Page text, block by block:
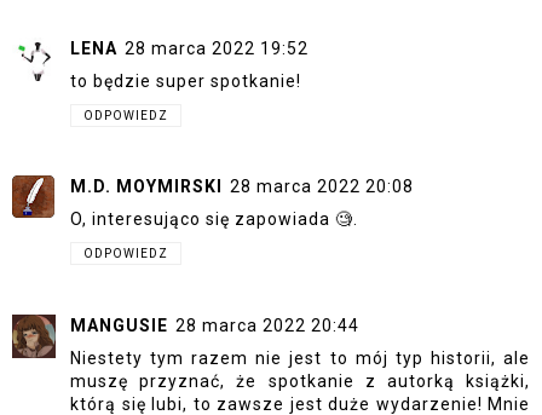
LENA 28 marca 2022 19:52
to będzie super spotkanie!
ODPOWIEDZ
M.D. MOYMIRSKI
28 marca 2022 20:08
O, interesująco się zapowiada 🧐.
ODPOWIEDZ
MANGUSIE 28 marca 2022 20:44
Niestety tym razem nie jest to mój typ historii, ale
muszę przyznać, że spotkanie z autorką książki,
którą się lubi, to zawsze jest duże wydarzenie! Mnie